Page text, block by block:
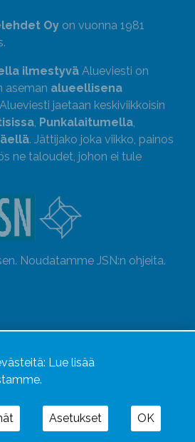
Oy on vuonna 1981
ilmestyvä Alueviesti on
aseman alueellisena
jaetaan keskiviikkoisin
, Punkalaitumella,
. Jättijako joka viikko, painos
ne taloudet, johon ei tule
Noudatamme JSN:n ohjeita.
Lue lisää
Asetukset OK